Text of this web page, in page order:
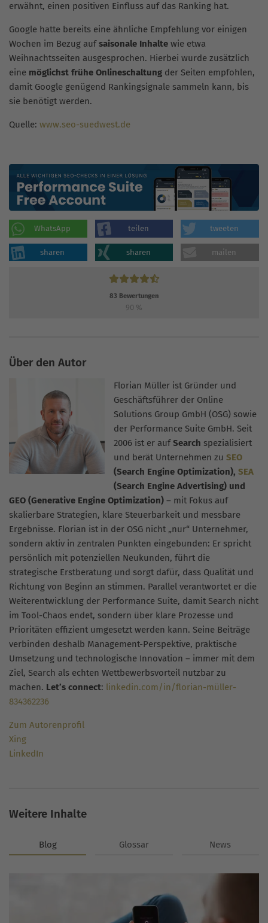
erwähnt, einen positiven Einfluss auf das Ranking hat.
Google hatte bereits eine ähnliche Empfehlung vor einigen
Wochen im Bezug aufsaisonale Inhalte wie etwa
Weihnachtsseiten ausgesprochen. Hierbei wurde zusätzlich
eine möglichst frühe Onlineschaltung der Seiten empfohlen,
damit Google genügend Rankingsignale sammeln kann, bis
sie benötigt werden.
Quelle: www.seo-suedwest.de
WhatsApp teilen tweeten
sharen sharen mailen
83 Bewertungen
90 %
Über den Autor
Florian Müller ist Gründer und
Geschäftsführer der Online
Solutions Group GmbH (OSG) sowie
der Performance Suite GmbH. Seit
2006 ist er aufSearch spezialisiert
und berät Unternehmen zu SEO
(Search Engine Optimization), SEA
(Search Engine Advertising) und
GEO (Generative Engine Optimization) – mit Fokus auf
skalierbare Strategien, klare Steuerbarkeit und messbare
Ergebnisse. Florian ist in der OSG nicht „nur“ Unternehmer,
sondern aktiv in zentralen Punkten eingebunden: Er spricht
persönlich mit potenziellen Neukunden, führt die
strategische Erstberatung und sorgt dafür, dass Qualität und
Richtung von Beginn an stimmen. Parallel verantwortet er die
Weiterentwicklung der Performance Suite, damit Search nicht
im Tool-Chaos endet, sondern über klare Prozesse und
Prioritäten effizient umgesetzt werden kann. Seine Beiträge
verbinden deshalb Management-Perspektive, praktische
Umsetzung und technologische Innovation – immer mit dem
Ziel, Search als echten Wettbewerbsvorteil nutzbar zu
machen. Let’s connect: linkedin.com/in/florian-müller-
834362236
Zum Autorenprofil
Xing
LinkedIn
Weitere Inhalte
Blog Glossar News